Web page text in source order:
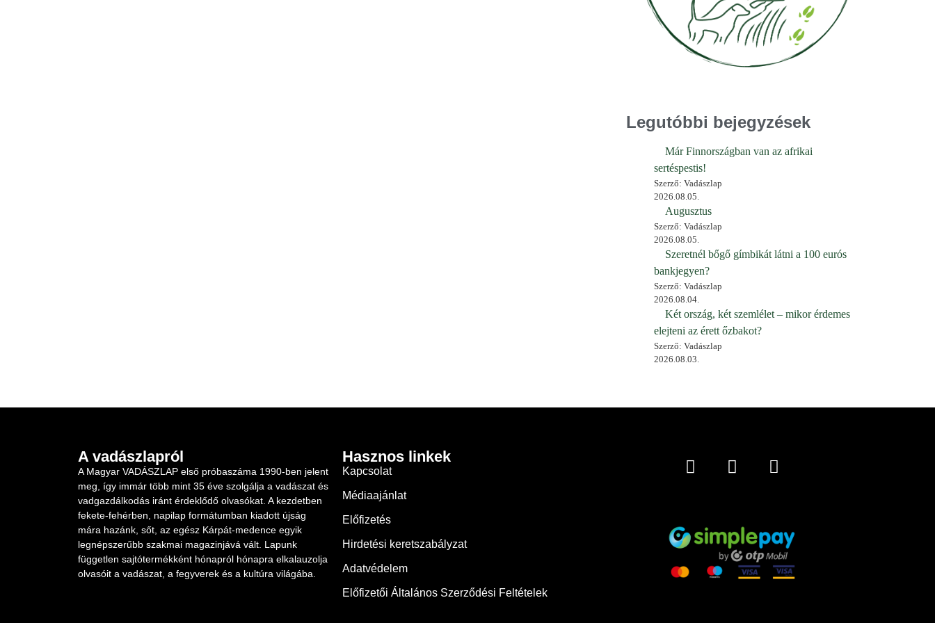
Legutóbbi bejegyzések
Már Finnországban van az afrikai
sertéspestis!
Szerző: Vadászlap
2026.08.05.
Augusztus
Szerző: Vadászlap
2026.08.05.
Szeretnél bőgő gímbikát látni a 100 eurós
bankjegyen?
Szerző: Vadászlap
2026.08.04.
Két ország, két szemlélet – mikor érdemes
elejteni az érett őzbakot?
Szerző: Vadászlap
2026.08.03.
A vadászlapról
A Magyar VADÁSZLAP első próbaszáma 1990-ben jelent
meg, így immár több mint 35 éve szolgálja a vadászat és
vadgazdálkodás iránt érdeklődő olvasókat. A kezdetben
fekete-fehérben, napilap formátumban kiadott újság
mára hazánk, sőt, az egész Kárpát-medence egyik
legnépszerűbb szakmai magazinjává vált. Lapunk
független sajtótermékként hónapról hónapra elkalauzolja
olvasóit a vadászat, a fegyverek és a kultúra világába.
Hasznos linkek
Kapcsolat
Médiaajánlat
Előfizetés
Hirdetési keretszabályzat
Adatvédelem
Előfizetői Általános Szerződési Feltételek